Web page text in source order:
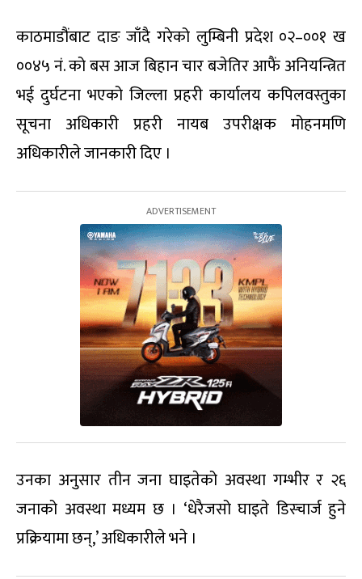
काठमाडौंबाट दाङ जाँदै गरेको लुम्बिनी प्रदेश ०२–००१ ख
००४५ नं. को बस आज बिहान चार बजेतिर आफैं अनियन्त्रित
भई दुर्घटना भएको जिल्ला प्रहरी कार्यालय कपिलवस्तुका
सूचना अधिकारी प्रहरी नायब उपरीक्षक मोहनमणि
अधिकारीले जानकारी दिए ।
उनका अनुसार तीन जना घाइतेको अवस्था गम्भीर र २६
जनाको अवस्था मध्यम छ । ‘धेरैजसो घाइते डिस्चार्ज हुने
प्रक्रियामा छन्,’ अधिकारीले भने ।